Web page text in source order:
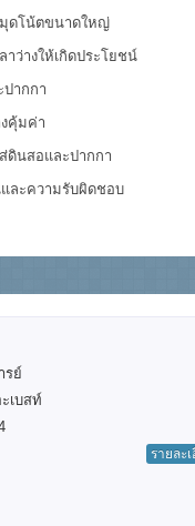
ดโน้ตขนาดใหญ่
าว่างให้เกิดประโยชน์
ากกา
คุ้มค่า
ดินสอและปากกา
ละความรับผิดชอบ
รย์
เบสท์
รายละ